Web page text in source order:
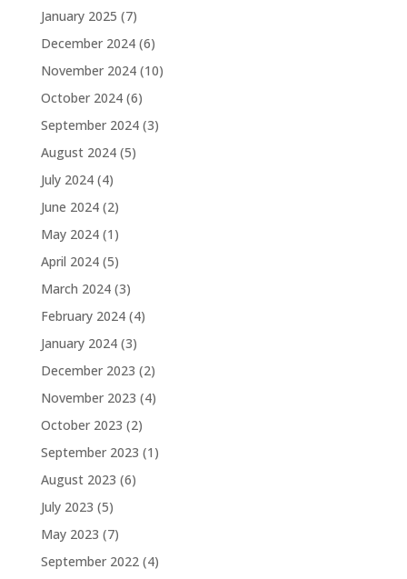
January 2025 (7)
December 2024(6)
November 2024(10)
October 2024(6)
September 2024(3)
August 2024(5)
July 2024(4)
June 2024(2)
May 2024(1)
April 2024(5)
March 2024(3)
February 2024(4)
January 2024(3)
December 2023 (2)
November 2023 (4)
October 2023 (2)
September 2023 (1)
August 2023 (6)
July 2023 (5)
May 2023 (7)
September 2022(4)